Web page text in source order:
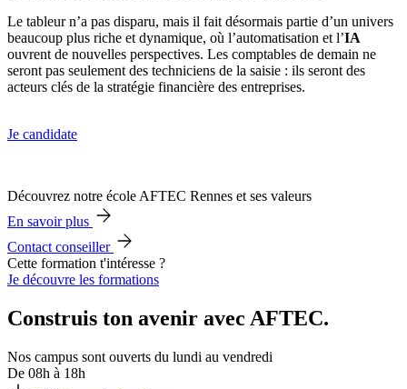
Le tableur n’a pas disparu, mais il fait désormais partie d’un univers
beaucoup plus riche et dynamique, où l’automatisation et l’IA
ouvrent de nouvelles perspectives. Les comptables de demain ne
seront pas seulement des techniciens de la saisie : ils seront des
acteurs clés de la stratégie financière des entreprises.
Je candidate
Découvrez notre école AFTEC Rennes et ses valeurs
En savoir plus
Contact conseiller
Cette formation t'intéresse ?
Je découvre les formations
Construis ton avenir avec AFTEC.
Nos campus sont ouverts du lundi au vendredi
De 08h à 18h